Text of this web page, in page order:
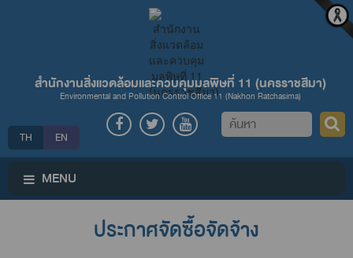
สำนักงานสิ่งแวดล้อมและควบคุมมลพิษที่ 11 (นครราชสีมา)
Environmental and Pollution Control Office 11 (Nakhon Ratchasima)
TH EN
ค้นหา
MENU
ประกาศจัดซื้อจัดจ้าง